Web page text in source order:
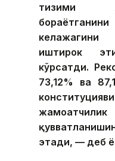
тизими
иштирок
кўрсатди.
73,12% ва
этади, — деб